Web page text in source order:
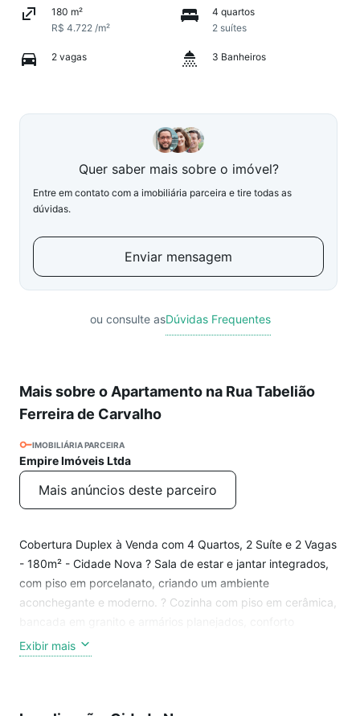
180 m²
R$ 4.722 /m²
4 quartos
2 suítes
2 vagas 3 Banheiros
Quer saber mais sobre o imóvel?
Entre em contato com a imobiliária parceira e tire todas as
dúvidas.
Enviar mensagem
ou consulte asDúvidas Frequentes
Mais sobre o Apartamento na Rua Tabelião
Ferreira de Carvalho
IMOBILIÁRIA PARCEIRA
Empire Imóveis Ltda
Mais anúncios deste parceiro
Cobertura Duplex à Venda com 4 Quartos, 2 Suíte e 2 Vagas
- 180m² - Cidade Nova ? Sala de estar e jantar integrados,
com piso em porcelanato, criando um ambiente
aconchegante e moderno. ? Cozinha com piso em cerâmica,
praticidade e durabilidade. ? 02 Quartos com armários e piso
em porcelanato, sendo um deles uma suíte. ? Banheiros
Exibir mais